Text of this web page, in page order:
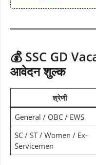
💰 SSC GD
आवेदन शुल्क
श्रेणी
General / OBC / EWS
SC / ST / Women / Ex-
Servicemen